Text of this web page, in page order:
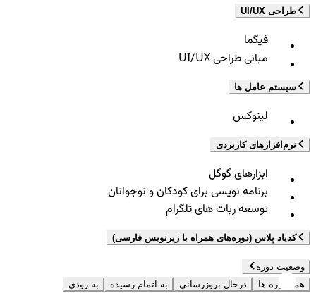
طراحی UI/UX
فیگما
مبانی طراحی UI/UX
سیستم عامل ها
لینوکس
نرم‌افزارهای کاربردی
ابزارهای گوگل
برنامه نویسی برای کودکان و نوجوانان
توسعه ربات های تلگرام
کدیاد پلاس (دوره‌های همراه با زیرنویس فارسی)
وضعیت دوره
همه دوره ها
درحال بروزرسانی به اتمام رسیده به زودی